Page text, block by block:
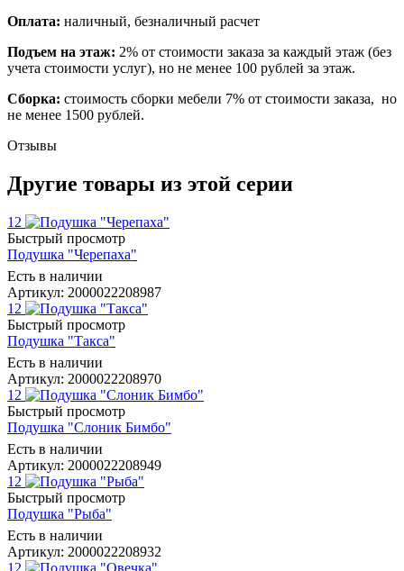
Оплата: наличный, безналичный расчет
Подъем на этаж: 2% от стоимости заказа за каждый этаж (без
учета стоимости услуг), но не менее 100 рублей за этаж.
Сборка: стоимость сборки мебели 7% от стоимости заказа, но
не менее 1500 рублей.
Отзывы
Другие товары из этой серии
12
Быстрый просмотр
Подушка "Черепаха"
Есть в наличии
Артикул: 2000022208987
12
Быстрый просмотр
Подушка "Такса"
Есть в наличии
Артикул: 2000022208970
12
Быстрый просмотр
Подушка "Слоник Бимбо"
Есть в наличии
Артикул: 2000022208949
12
Быстрый просмотр
Подушка "Рыба"
Есть в наличии
Артикул: 2000022208932